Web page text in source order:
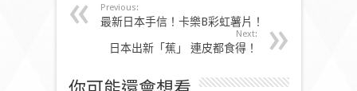
Previous:
最新日本手信！卡樂B彩虹薯片！
Next:
日本出新「蕉」 連皮都食得！